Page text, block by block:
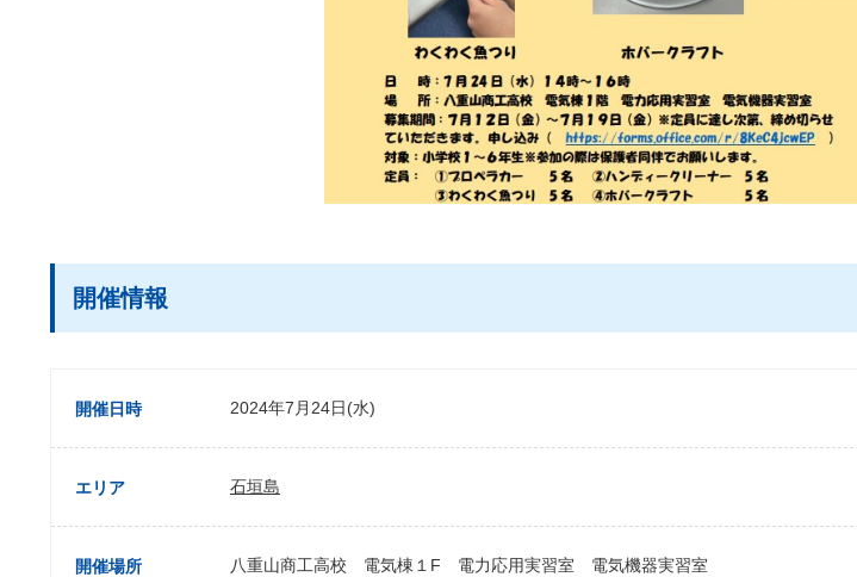
開催情報
開催日時 2024年7月24日(水)
エリア 石垣島
開催場所 八重山商工高校 電気棟１F 電力応用実習室 電気機器実習室